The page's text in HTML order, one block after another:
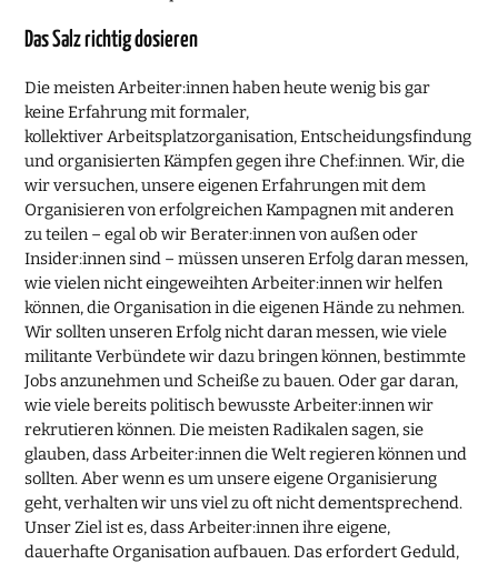
Das Salz richtig dosieren
Die meisten Arbeiter:innen haben heute wenig bis gar
keine Erfahrung mit formaler,
kollektiver Arbeitsplatzorganisation, Entscheidungsfindung
und organisierten Kämpfen gegen ihre Chef:innen. Wir, die
wir versuchen, unsere eigenen Erfahrungen mit dem
Organisieren von erfolgreichen Kampagnen mit anderen
zu teilen – egal ob wir Berater:innen von außen oder
Insider:innen sind – müssen unseren Erfolg daran messen,
wie vielen nicht eingeweihten Arbeiter:innen wir helfen
können, die Organisation in die eigenen Hände zu nehmen.
Wir sollten unseren Erfolg nicht daran messen, wie viele
militante Verbündete wir dazu bringen können, bestimmte
Jobs anzunehmen und Scheiße zu bauen. Oder gar daran,
wie viele bereits politisch bewusste Arbeiter:innen wir
rekrutieren können. Die meisten Radikalen sagen, sie
glauben, dass Arbeiter:innen die Welt regieren können und
sollten. Aber wenn es um unsere eigene Organisierung
geht, verhalten wir uns viel zu oft nicht dementsprechend.
Unser Ziel ist es, dass Arbeiter:innen ihre eigene,
dauerhafte Organisation aufbauen. Das erfordert Geduld,